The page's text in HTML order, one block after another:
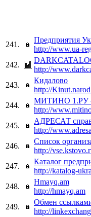
241.
Предприятия
http://www.ua-
242.
http://
243.
Кидалово
http://
244.
МИТИНО 1.РУ -
http://
245.
АДРЕСАТ
http://
246.
Список
http://
247.
Каталог
http://katalog-
248.
Hmayq.am
http://hmayq.am
249.
Обмен
http://